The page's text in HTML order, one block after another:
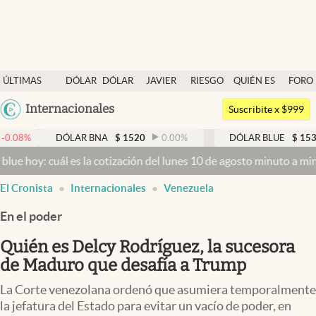
ÚLTIMAS
NOTICIAS
DÓLAR
DÓLAR
JAVIER
RIESGO
QUIÉN ES
QUIÉN
FORO
Argentina
México
Internacionales
Dólar
Members
Economía y Política
Finanzas y Mercados
Mercados Online
Negocios
Columnistas
Otras secciones
Apertura
Suscribite x $999
DÓLAR BNA $ 1520 0.00% DÓLAR BLUE $ 1535 0.66%
es la cotización del lunes 10 de agosto minuto a minutoDólar
El Cronista Internacionales Venezuela
En el poder
Quién es Delcy Rodríguez, la sucesora
de Maduro que desafía a Trump
La Corte venezolana ordenó que asumiera temporalmente
la jefatura del Estado para evitar un vacío de poder, en